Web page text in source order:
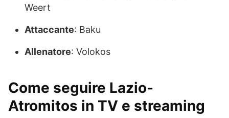
Weert
Attaccante: Baku
Allenatore: Volokos
Come seguire Lazio-
Atromitos in TV e streaming